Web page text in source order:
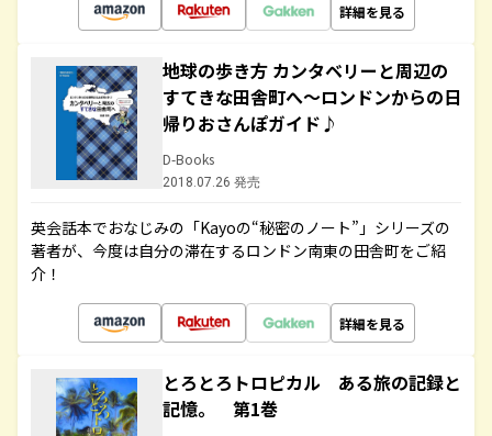
詳細を見る
地球の歩き方 カンタベリーと周辺の
すてきな田舎町へ～ロンドンからの日
帰りおさんぽガイド♪
D-Books
2018.07.26 発売
英会話本でおなじみの「Kayoの“秘密のノート”」シリーズの
著者が、今度は自分の滞在するロンドン南東の田舎町をご紹
介！
詳細を見る
とろとろトロピカル ある旅の記録と
記憶。 第1巻